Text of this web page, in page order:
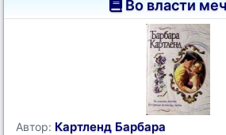
Во власти
Автор: Картленд Барбара